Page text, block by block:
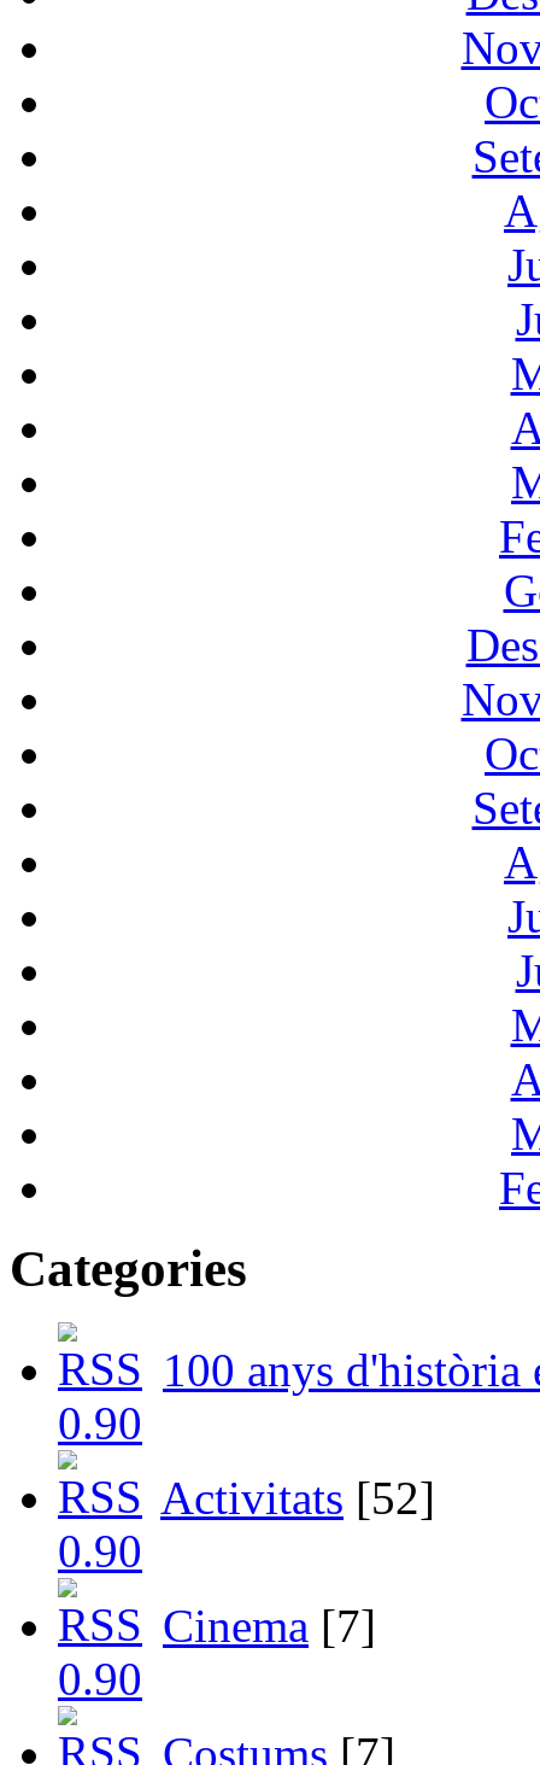
Categories
100 anys d'història
Activitats [52]
Cinema [7]
Costums [7]